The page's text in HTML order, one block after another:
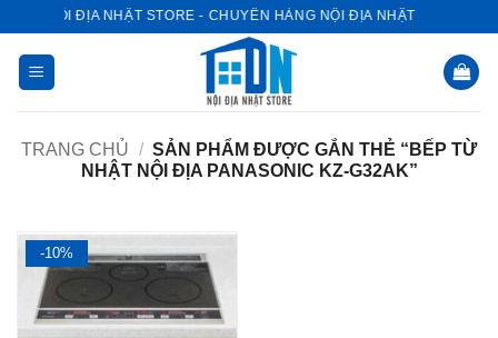
dung
NỘI ĐỊA NHẬT STORE - CHUYÊN HÀNG NỘI ĐỊA NHẬT
TRANG CHỦ / SẢN PHẨM ĐƯỢC GẮN THẺ “BẾP TỪ
NHẬT NỘI ĐỊA PANASONIC KZ-G32AK”
-10%